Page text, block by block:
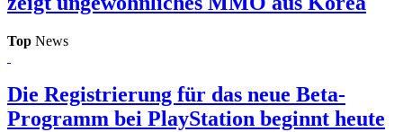
Top News
Die Registrierung für das neue Beta-
Programm bei PlayStation beginnt heute